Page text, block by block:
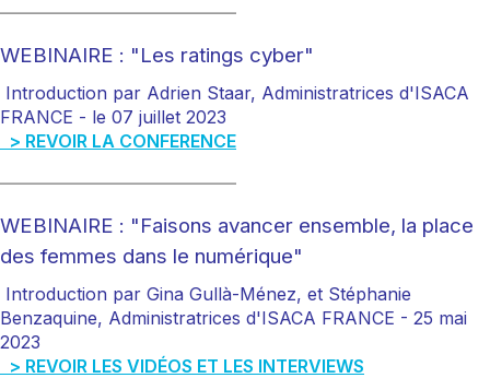
WEBINAIRE : "Les ratings cyber"
Introduction par Adrien Staar, Administratrices d'ISACA
FRANCE - le 07 juillet 2023
> REVOIR LA CONFERENCE
WEBINAIRE : "Faisons avancer ensemble, la place
des femmes dans le numérique"
Introduction par Gina Gullà-Ménez, et Stéphanie
Benzaquine, Administratrices d'ISACA FRANCE - 25 mai
2023
> REVOIR LES VIDÉOS ET LES INTERVIEWS